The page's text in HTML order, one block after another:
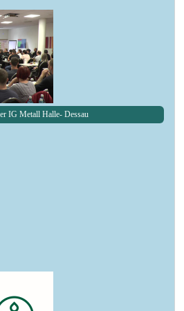
IG Metall Halle- Dessau